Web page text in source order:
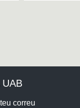
UAB
correu